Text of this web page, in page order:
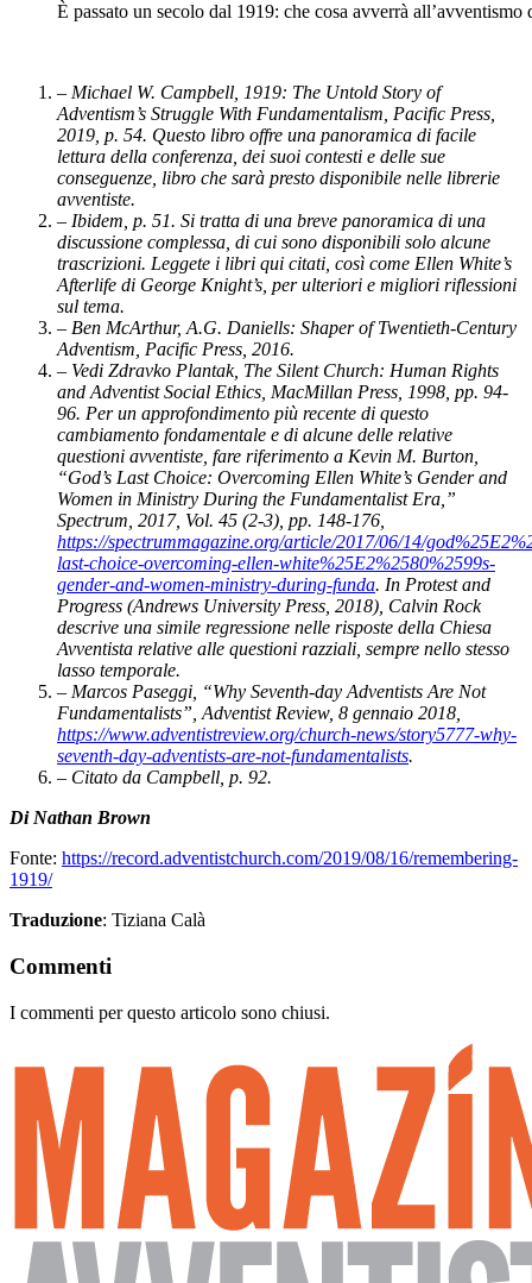
È passato un secolo dal 1919: che cosa avverrà all’avventismo
– Michael W. Campbell, 1919: The Untold Story of
Adventism’s Struggle With Fundamentalism , Pacific Press,
2019, p. 54. Questo libro offre una panoramica di facile
lettura della conferenza, dei suoi contesti e delle sue
conseguenze, libro che sarà presto disponibile nelle librerie
avventiste.
– Ibidem, p. 51. Si tratta di una breve panoramica di una
discussione complessa, di cui sono disponibili solo alcune
trascrizioni. Leggete i libri qui citati, così come Ellen White’s
Afterlife di George Knight’s, per ulteriori e migliori riflessioni
sul tema.
– Ben McArthur, A.G. Daniells: Shaper of Twentieth-Century
Adventism , Pacific Press, 2016.
– Vedi Zdravko Plantak, The Silent Church: Human Rights
and Adventist Social Ethics , MacMillan Press, 1998, pp. 94-
96. Per un approfondimento più recente di questo
cambiamento fondamentale e di alcune delle relative
questioni avventiste, fare riferimento a Kevin M. Burton,
“God’s Last Choice: Overcoming Ellen White’s Gender and
Women in Ministry During the Fundamentalist Era,”
Spectrum , 2017, Vol. 45 (2-3), pp. 148-176,
https://spectrummagazine.org/article/2017/06/14/
last-choice-overcoming-ellen-white%25E2%2580%2599s-
gender-and-women-ministry-during-funda. In Protest and
Progress (Andrews University Press, 2018), Calvin Rock
descrive una simile regressione nelle risposte della Chiesa
Avventista relative alle questioni razziali, sempre nello stesso
lasso temporale.
– Marcos Paseggi, “Why Seventh-day Adventists Are Not
Fundamentalists”, Adventist Review, 8 gennaio 2018,
https://www.adventistreview.org/church-news/story5777-why-
seventh-day-adventists-are-not-fundamentalists.
– Citato da Campbell, p. 92.
Di Nathan Brown
Fonte: https://record.adventistchurch.com/2019/08/16/remembering-
1919/
Traduzione: Tiziana Calà
Commenti
I commenti per questo articolo sono chiusi.